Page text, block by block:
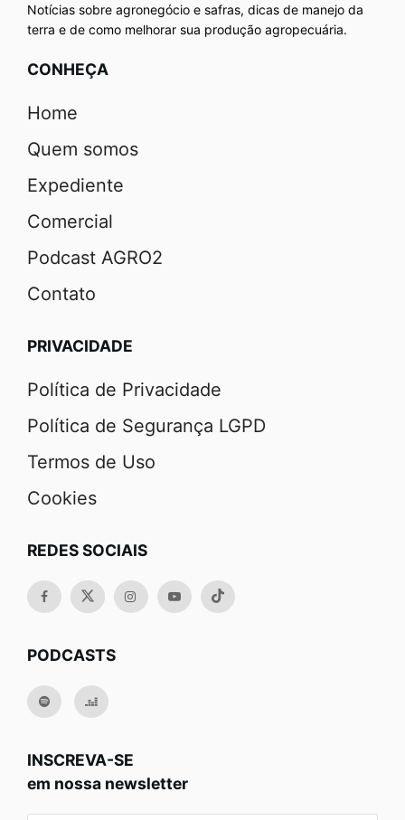
Notícias sobre agronegócio e safras, dicas de manejo da
terra e de como melhorar sua produção agropecuária.
CONHEÇA
Home
Quem somos
Expediente
Comercial
Podcast AGRO2
Contato
PRIVACIDADE
Política de Privacidade
Política de Segurança LGPD
Termos de Uso
Cookies
REDES SOCIAIS
PODCASTS
INSCREVA-SE
em nossa newsletter